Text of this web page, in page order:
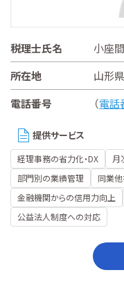
税理士氏名
小座
所在地
山形
電話番号
（電話
提供サービス
経理事務の省力化・DX 月
部門別の業績管理
同業
金融機関からの信用力向上
公益法人制度への対応